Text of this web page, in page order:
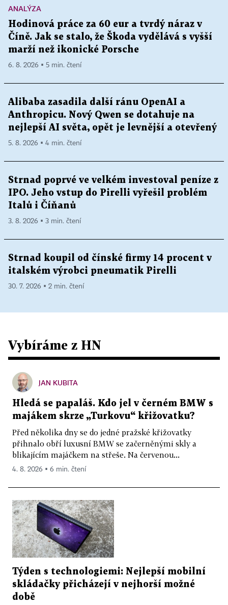
ANALÝZA
Hodinová práce za 60 eur a tvrdý náraz v
Číně. Jak se stalo, že Škoda vydělává s vyšší
marží než ikonické Porsche
6. 8. 2026 ▪ 5 min. čtení
Alibaba zasadila další ránu OpenAI a
Anthropicu. Nový Qwen se dotahuje na
nejlepší AI světa, opět je levnější a otevřený
5. 8. 2026 ▪ 4 min. čtení
Strnad poprvé ve velkém investoval peníze z
IPO. Jeho vstup do Pirelli vyřešil problém
Italů i Číňanů
3. 8. 2026 ▪ 3 min. čtení
Strnad koupil od čínské firmy 14 procent v
italském výrobci pneumatik Pirelli
30. 7. 2026 ▪ 2 min. čtení
Vybíráme z HN
JAN KUBITA
Hledá se papaláš. Kdo jel v černém BMW s
majákem skrze „Turkovu“ křižovatku?
Před několika dny se do jedné pražské křižovatky
přihnalo obří luxusní BMW se začerněnými skly a
blikajícím majáčkem na střeše. Na červenou...
4. 8. 2026 ▪ 6 min. čtení
Týden s technologiemi: Nejlepší mobilní
skládačky přicházejí v nejhorší možné
době